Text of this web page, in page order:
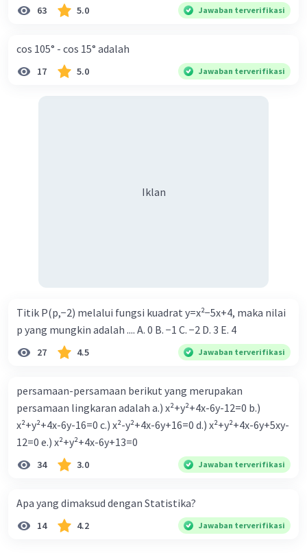
63 5.0 Jawaban terverifikasi
cos 105° - cos 15° adalah
17 5.0 Jawaban terverifikasi
Iklan
Titik P(p,−2) melalui fungsi kuadrat y=x²−5x+4, maka nilai
p yang mungkin adalah .... A. 0 B. −1 C. −2 D. 3 E. 4
27 4.5 Jawaban terverifikasi
persamaan-persamaan berikut yang merupakan
persamaan lingkaran adalah a.) x²+y²+4x-6y-12=0 b.)
x²+y²+4x-6y-16=0 c.) x²-y²+4x-6y+16=0 d.) x²+y²+4x-6y+5xy-
12=0 e.) x²+y²+4x-6y+13=0
34 3.0 Jawaban terverifikasi
Apa yang dimaksud dengan Statistika?
14 4.2 Jawaban terverifikasi